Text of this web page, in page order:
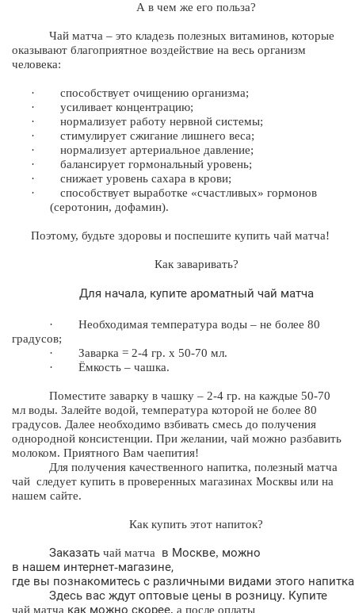
А в чем же его польза?
Чай матча – это кладезь полезных витаминов, которые
оказывают благоприятное воздействие на весь организм
человека:
·
способствует очищению организма;
·
усиливает концентрацию;
·
нормализует работу нервной системы;
·
стимулирует сжигание лишнего веса;
·
нормализует артериальное давление;
·
балансирует гормональный уровень;
·
снижает уровень сахара в крови;
·
способствует выработке «счастливых» гормонов
(серотонин, дофамин).
Поэтому, будьте здоровы и поспешите купить чай матча!
Как заваривать?
Для начала, купите ароматный чай матча
·
Необходимая температура воды – не более 80
градусов;
·
Заварка = 2-4 гр. х 50-70 мл.
·
Ёмкость – чашка.
Поместите заварку в чашку – 2-4 гр. на каждые 50-70
мл воды. Залейте водой, температура которой не более 80
градусов. Далее необходимо взбивать смесь до получения
однородной консистенции. При желании, чай можно разбавить
молоком. Приятного Вам чаепития!
Для получения качественного напитка,полезныйматча
чай следует купить в проверенных магазинах Москвы или на
нашем сайте.
Каккупитьэтот напиток?
Заказать чай матча в Москве, можно
в нашем интернет-магазине,
где вы познакомитесь с различными видами этого
Здесь вас ждут оптовые цены в розницу. Купите
чай матча как можно скорее, а после оплаты